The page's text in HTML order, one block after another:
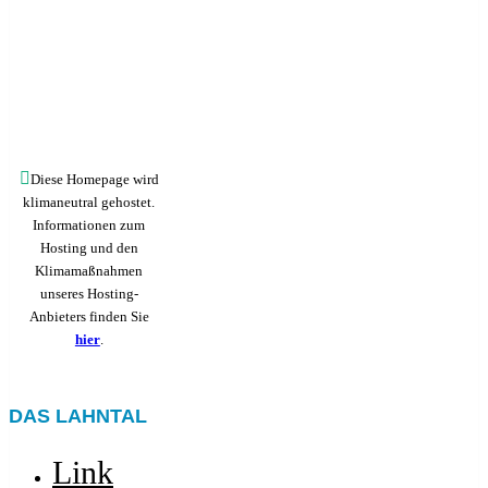
Diese Homepage wird
klimaneutral gehostet.
Informationen zum
Hosting und den
Klimamaßnahmen
unseres Hosting-
Anbieters finden Sie
hier.
DAS LAHNTAL
Link